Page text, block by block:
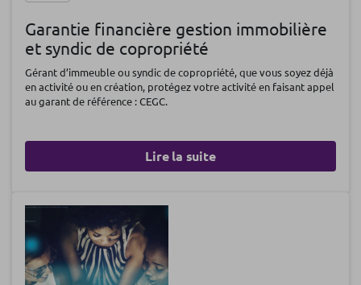
Garantie financière gestion immobilière
et syndic de copropriété
Gérant d’immeuble ou syndic de copropriété, que vous soyez déjà
en activité ou en création, protégez votre activité en faisant appel
au garant de référence : CEGC.
Lire la suite